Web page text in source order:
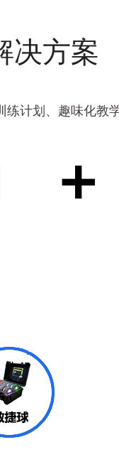
决方案
练计划、趣味化教